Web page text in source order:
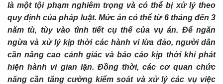
là một tội phạm nghiêm trọng và có thể bị xử lý theo
quy định của pháp luật. Mức án có thể từ 6 tháng đến 3
năm tù, tùy vào tình tiết cụ thể của vụ án. Để ngăn
ngừa và xử lý kịp thời các hành vi lừa đảo, người dân
cần nâng cao cảnh giác và báo cáo kịp thời khi phát
hiện hành vi gian lận. Đồng thời, các cơ quan chức
năng cần tăng cường kiểm soát và xử lý các vụ việc